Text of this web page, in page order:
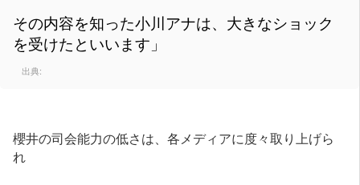
その内容を知った小川アナは、大きなショック
を受けたといいます」
出典:
櫻井の司会能力の低さは、各メディアに度々取り上げら
れ